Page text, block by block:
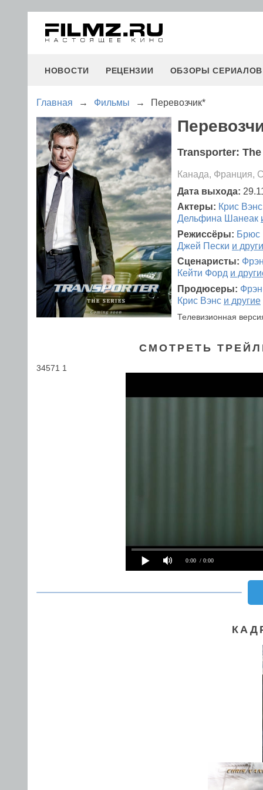
НОВОСТИ РЕЦЕНЗИИ ОБЗОРЫ СЕРИАЛОВ
Главная → Фильмы → Перевозчик*
Transporter:
Канада, Франция,
Дата выхода:
Актеры: Крис Вэнс
Дельфина Шанеак
Режиссёры: Брюс
Джей Пески и
Сценаристы:
Кейти Форд и
Продюсеры:
Крис Вэнс и другие
Телевизионная
СМОТРЕТЬ
34571 1
0:00 / 0:00